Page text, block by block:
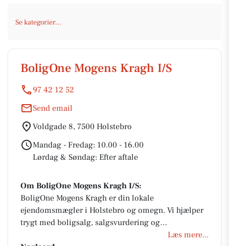
Se kategorier...
BoligOne Mogens Kragh I/S
97 42 12 52
Send email
Voldgade 8, 7500 Holstebro
Mandag - Fredag: 10.00 - 16.00
Lørdag & Søndag: Efter aftale
Om BoligOne Mogens Kragh I/S:
BoligOne Mogens Kragh er din lokale
ejendomsmægler i Holstebro og omegn. Vi hjælper
trygt med boligsalg, salgsvurdering og
køberrådgivning med fokus på tillid, kvalitet og fair
Læs mere...